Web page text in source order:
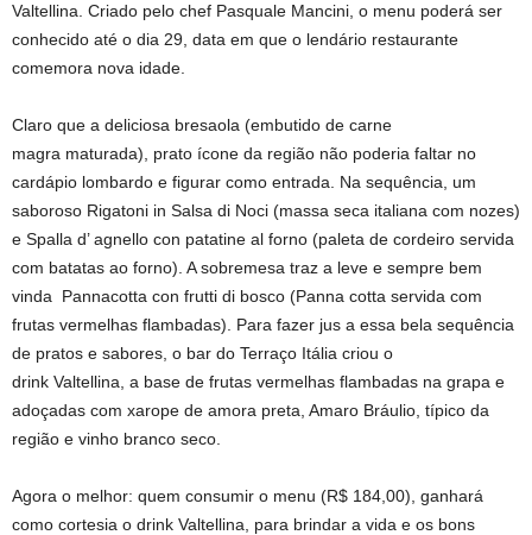
Valtellina. Criado pelo chef Pasquale Mancini, o menu poderá ser
conhecido até o dia 29, data em que o lendário restaurante
comemora nova idade.
Claro que a deliciosa bresaola (embutido de carne
magra maturada), prato ícone da região não poderia faltar no
cardápio lombardo e figurar como entrada. Na sequência, um
saboroso Rigatoni in Salsa di Noci (massa seca italiana com nozes)
e Spalla d’ agnello con patatine al forno (paleta de cordeiro servida
com batatas ao forno). A sobremesa traz a leve e sempre bem
vinda
Pannacotta con frutti di bosco (Panna cotta servida com
frutas vermelhas flambadas). Para fazer jus a essa bela sequência
de pratos e sabores, o bar do Terraço Itália criou o
drink Valtellina, a base de frutas vermelhas flambadas na grapa e
adoçadas com xarope de amora preta, Amaro Bráulio, típico da
região e vinho branco seco.
Agora o melhor: quem consumir o menu (R$ 184,00), ganhará
como cortesia o drink Valtellina, para brindar a vida e os bons